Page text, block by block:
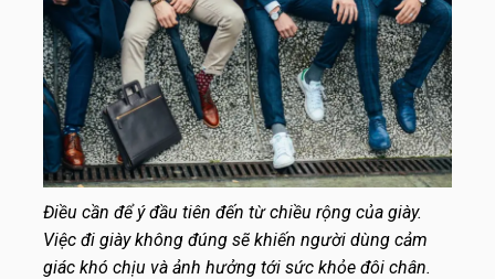
Điều cần để ý đầu tiên đến từ chiều rộng của giày.
Việc đi giày không đúng sẽ khiến người dùng cảm
giác khó chịu và ảnh hưởng tới sức khỏe đôi chân.